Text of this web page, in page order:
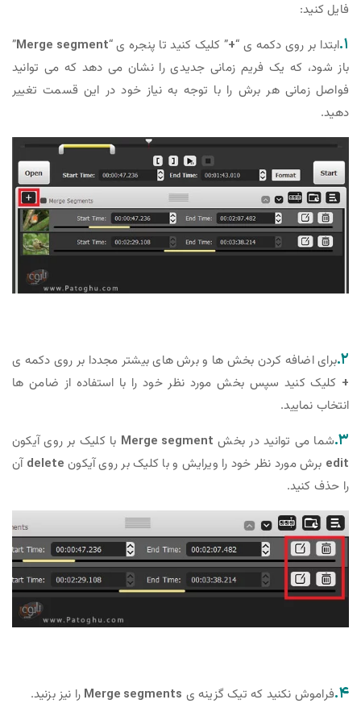
فایل کنید:
۱. ابتدا بر روی دکمه ی “+” کلیک کنید تا پنجره ی “Merge segment
”
باز شود، که یک فریم زمانی جدیدی را نشان می دهد که می توانید
فواصل زمانی هر برش را با توجه به نیاز خود در این قسمت تغییر
دهید.
۲. برای اضافه کردن بخش ها و برش های بیشتر مجددا بر روی دکمه ی
+ کلیک کنید سپس بخش مورد نظر خود را با استفاده از ضامن ها
انتخاب نمایید.
۳. شما می توانید در بخش Merge segment با کلیک بر روی آیکون
edit برش مورد نظر خود را ویرایش و با کلیک بر روی آیکون delete آن
را حذف کنید.
۴. فراموش نکنید که تیک گزینه ی Merge segments را نیز بزنید.